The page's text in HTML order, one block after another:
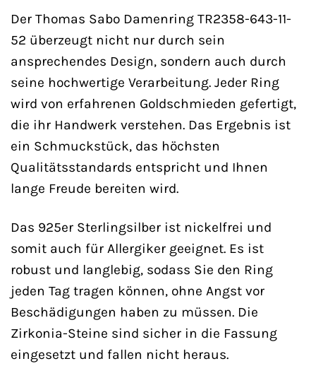
Der Thomas Sabo Damenring TR2358-643-11-
52 überzeugt nicht nur durch sein
ansprechendes Design, sondern auch durch
seine hochwertige Verarbeitung. Jeder Ring
wird von erfahrenen Goldschmieden gefertigt,
die ihr Handwerk verstehen. Das Ergebnis ist
ein Schmuckstück, das höchsten
Qualitätsstandards entspricht und Ihnen
lange Freude bereiten wird.
Das 925er Sterlingsilber ist nickelfrei und
somit auch für Allergiker geeignet. Es ist
robust und langlebig, sodass Sie den Ring
jeden Tag tragen können, ohne Angst vor
Beschädigungen haben zu müssen. Die
Zirkonia-Steine sind sicher in die Fassung
eingesetzt und fallen nicht heraus.